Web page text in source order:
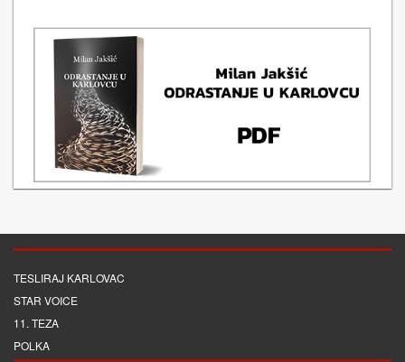
TESLIRAJ KARLOVAC
STAR VOICE
11. TEZA
POLKA